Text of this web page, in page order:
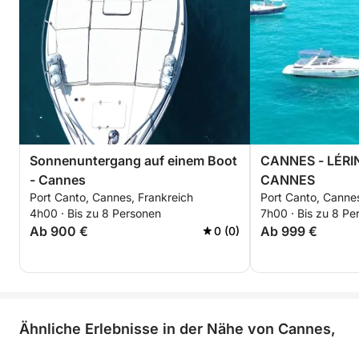
Rotwein wird an Bord nicht akzeptiert!
Kostenloses Angebot: Sie bringen Ihre eigenen
Speisen und Getränke mit (Kühlschrank und Kühlbox
stehen zur Verfügung).
Ich biete Ihnen für 150 € einen Kurzfilm über den
Tagesausflug mit Drohne, GoPro
(Unterwasseraufnahmen) und Handykamera an.
Ich erwarte Sie an Bord.
Sonnenuntergang auf einem Boot
- Cannes
Port Canto, Cannes, Frankreich
4h00 · Bis zu 8 Personen
Ab 900 € 0 (0)
CANNES -
CANNES
Port Canto,
7h00 · Bis zu 8
Ab 999 €
Ähnliche Erlebnisse in der Nähe von Cannes,